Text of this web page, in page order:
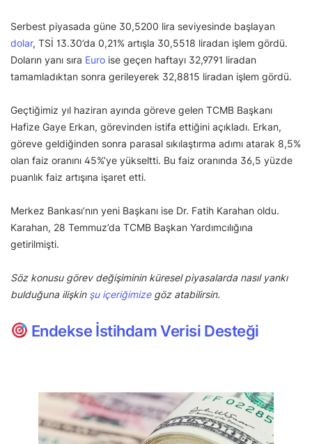
Serbest piyasada güne 30,5200 lira seviyesinde başlayan
dolar, TSİ 13.30’da 0,21% artışla 30,5518 liradan işlem gördü.
Doların yanı sıra Euro ise geçen haftayı 32,9791 liradan
tamamladıktan sonra gerileyerek 32,8815 liradan işlem gördü.
Geçtiğimiz yıl haziran ayında göreve gelen TCMB Başkanı
Hafize Gaye Erkan, görevinden istifa ettiğini açıkladı. Erkan,
göreve geldiğinden sonra parasal sıkılaştırma adımı atarak 8,5%
olan faiz oranını 45%’ye yükseltti. Bu faiz oranında 36,5 yüzde
puanlık faiz artışına işaret etti.
Merkez Bankası’nın yeni Başkanı ise Dr. Fatih Karahan oldu.
Karahan, 28 Temmuz’da TCMB Başkan Yardımcılığına
getirilmişti.
Söz konusu görev değişiminin küresel piyasalarda nasıl yankı
bulduğuna ilişkin şu içeriğimizegöz atabilirsin.
Endekse İstihdam Verisi Desteği